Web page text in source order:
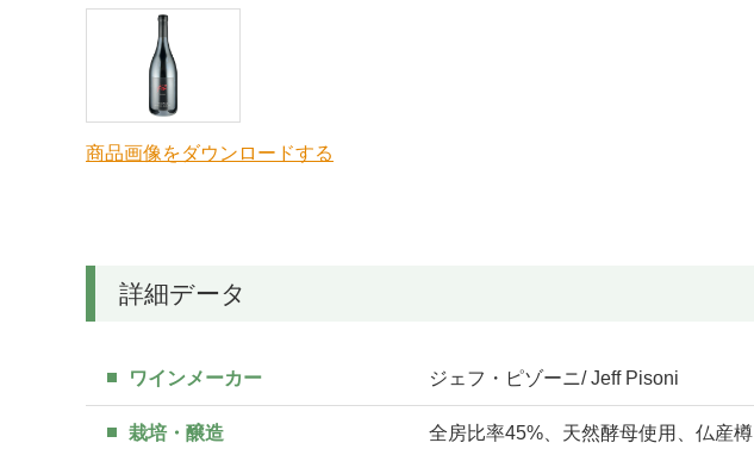
商品画像をダウンロードする
詳細データ
ワインメーカー ジェフ・ピゾーニ/ Jeff Pisoni
栽培・醸造
全房比率45%、天然酵母使用、仏産樽